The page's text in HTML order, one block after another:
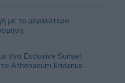
με το μεγαλύτερο
ένα Exclusive Sunset
Athenaeum Eridanus